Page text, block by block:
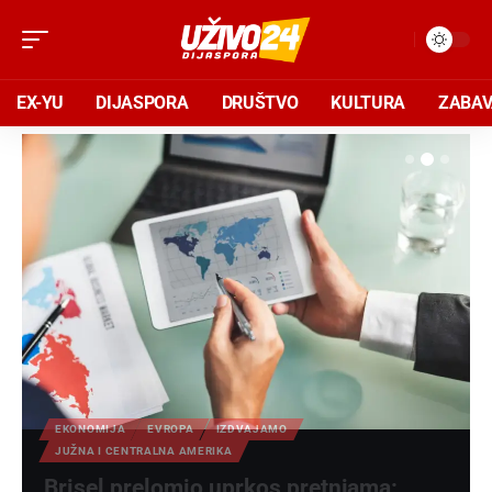
EX-YU DIJASPORA DRUŠTVO KULTURA
EKONOMIJA EVROPA
IZDVAJAMO
JUŽNA I CENTRALNA AMERIKA